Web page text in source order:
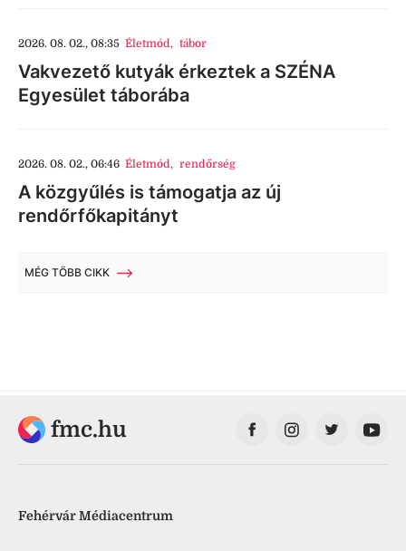
2026. 08. 02., 08:35 Életmód, tábor
Vakvezető kutyák érkeztek a SZÉNA
Egyesület táborába
2026. 08. 02., 06:46 Életmód, rendőrség
A közgyűlés is támogatja az új
rendőrfőkapitányt
MÉG TÖBB CIKK
fmc.hu
Fehérvár Médiacentrum